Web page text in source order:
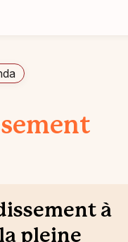
à
pleine